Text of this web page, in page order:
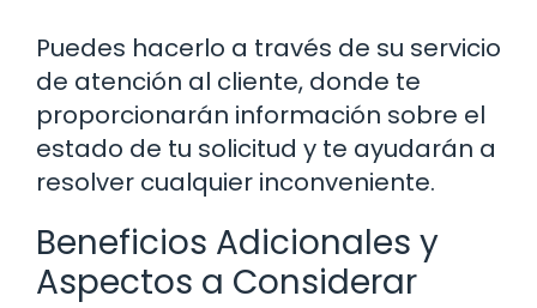
Puedes hacerlo a través de su servicio
de atención al cliente, donde te
proporcionarán información sobre el
estado de tu solicitud y te ayudarán a
resolver cualquier inconveniente.
Beneficios Adicionales y
Aspectos a Considerar